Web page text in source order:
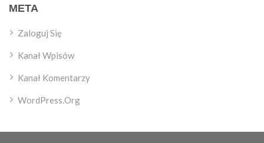
META
Zaloguj Się
Kanał Wpisów
Kanał Komentarzy
WordPress.org